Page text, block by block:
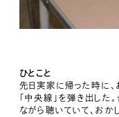
ひとこと
先日実家に帰った時に
「中央線」を弾き出した
ながら聴いていて、おか